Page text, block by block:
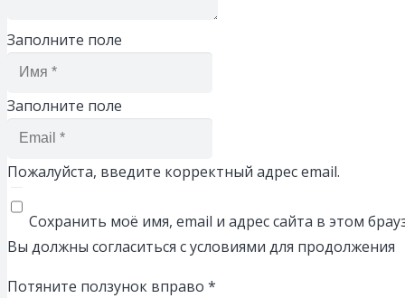
Заполните поле
Заполните поле
Пожалуйста, введите корректный адрес email.
Сохранить моё имя, email и адрес сайта в этом
Вы должны согласиться с условиями для продолжения
Потяните ползунок вправо *